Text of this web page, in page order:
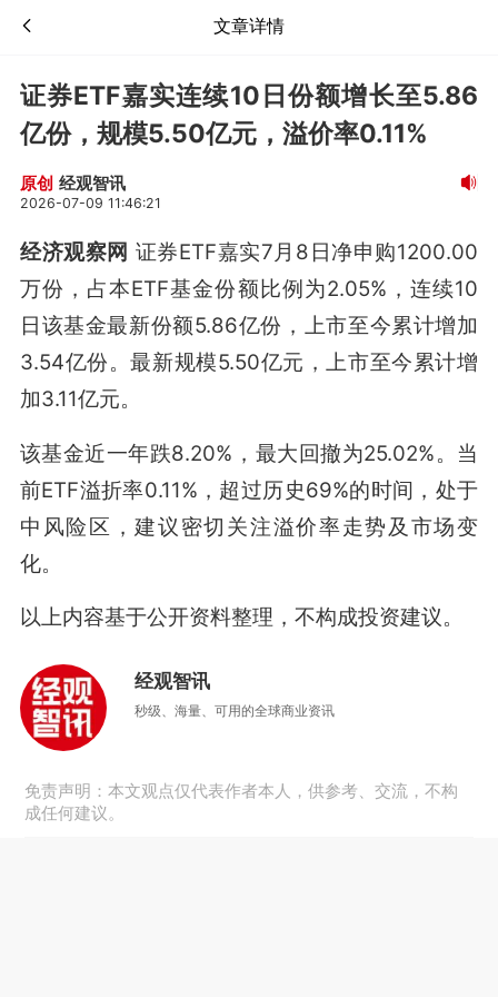
文章详情
证券ETF嘉实连续10日份额增长至5.86
亿份，规模5.50亿元，溢价率0.11%
原创 经观智讯
2026-07-09 11:46:21
经济观察网 证券ETF嘉实7月8日净申购1200.00
万份，占本ETF基金份额比例为2.05%，连续10
日该基金最新份额5.86亿份，上市至今累计增加
3.54亿份。最新规模5.50亿元，上市至今累计增
加3.11亿元。
该基金近一年跌8.20%，最大回撤为25.02%。当
前ETF溢折率0.11%，超过历史69%的时间，处于
中风险区，建议密切关注溢价率走势及市场变
化。
以上内容基于公开资料整理，不构成投资建议。
经观智讯
秒级、海量、可用的全球商业资讯
免责声明：本文观点仅代表作者本人，供参考、交流，不构
成任何建议。